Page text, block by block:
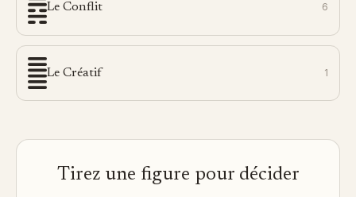
Le Conflit 6
Le Créatif 1
Tirez une figure pour décider